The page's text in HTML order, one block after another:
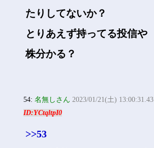
たりしてないか？
とりあえず持ってる投信や
株分かる？
54:名無しさん 2023/01/21(土) 13:00:31.43
ID:YCtqltpI0
>>53